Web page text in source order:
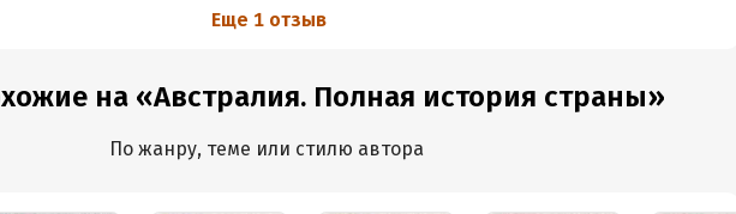
Еще 1 отзыв
на «Австралия. Полная история страны»
По жанру, теме или стилю автора